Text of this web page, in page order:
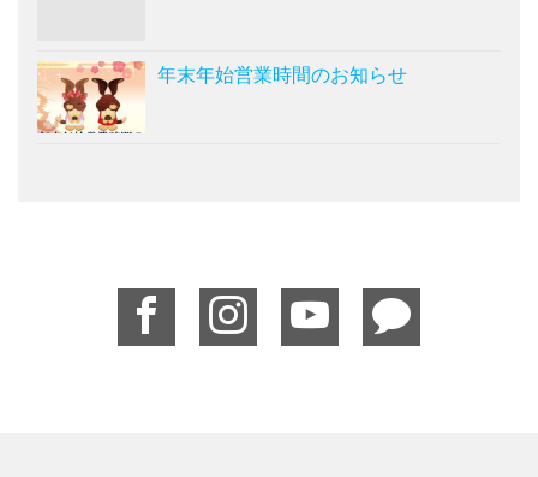
年末年始営業時間のお知らせ